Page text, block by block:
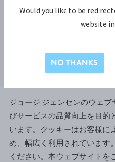
ヘリテージ コレクション
ヘリテージ
クリップ
ジョージ ジェンセンのウェ
びサービスの品質向上を目的
います。クッキーはお客様に
め、幅広く利用されています
ください。本ウェブサイトを
Would you like to be
website
NO THANKS